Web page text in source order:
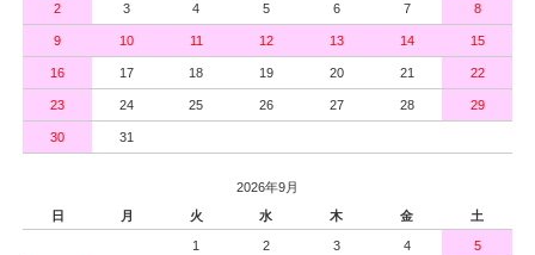
2 3 4 5 6 7 8
9 10 11 12 13 14 15
16 17 18 19 20 21 22
23 24 25 26 27 28 29
30 31
2026年9月
日
月 火 水 木 金 土
1 2 3 4 5